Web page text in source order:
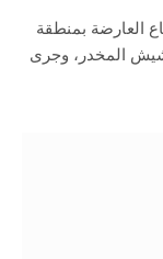
العارضة بمنطقة
الحشيش المخدر، وجرى